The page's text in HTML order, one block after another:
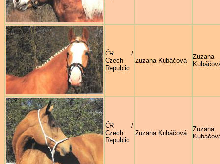
ČR /
Czech
Republic
Zuzana Kubáčová
Zuzana
ČR /
Czech
Republic
Zuzana Kubáčová
Zuzana